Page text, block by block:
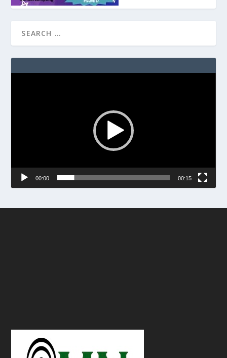
00:00 00:15